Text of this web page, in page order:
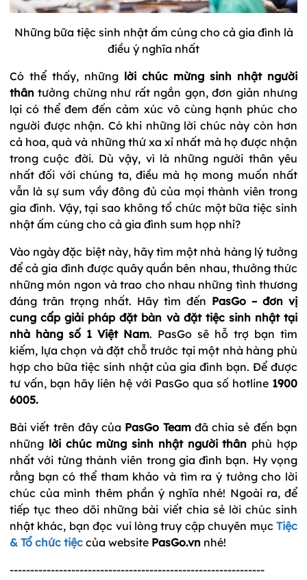
Những bữa tiệc sinh nhật ấm cúng cho cả gia đình là
điều ý nghĩa nhất
Có thể thấy, những lời chúc mừng sinh nhật người
thân tưởng chừng như rất ngắn gọn, đơn giản nhưng
lại có thể đem đến cảm xúc vô cùng hạnh phúc cho
người được nhận. Có khi những lời chúc này còn hơn
cả hoa, quà và những thứ xa xỉ nhất mà họ được nhận
trong cuộc đời. Dù vậy, vì là những người thân yêu
nhất đối với chúng ta, điều mà họ mong muốn nhất
vẫn là sự sum vầy đông đủ của mọi thành viên trong
gia đình. Vậy, tại sao không tổ chức một bữa tiệc sinh
nhật ấm cúng cho cả gia đình sum họp nhỉ?
Vào ngày đặc biệt này, hãy tìm một nhà hàng lý tưởng
để cả gia đình được quây quần bên nhau, thưởng thức
những món ngon và trao cho nhau những tình thương
đáng trân trọng nhất. Hãy tìm đến PasGo – đơn vị
cung cấp giải pháp đặt bàn và đặt tiệc sinh nhật tại
nhà hàng số 1 Việt Nam. PasGo sẽ hỗ trợ bạn tìm
kiếm, lựa chọn và đặt chỗ trước tại một nhà hàng phù
hợp cho bữa tiệc sinh nhật của gia đình bạn.Để được
tư vấn, bạn hãy liên hệ với PasGo qua số hotline 1900
6005.
Bài viết trên đây của PasGo Teamđã chia sẻ đến bạn
những lời chúc mừng sinh nhật người thân phù hợp
nhất với từng thành viên trong gia đình bạn. Hy vọng
rằng bạn có thể tham khảo và tìm ra ý tưởng cho lời
chúc của mình thêm phần ý nghĩa nhé! Ngoài ra, để
tiếp tục theo dõi những bài viết chia sẻ lời chúc sinh
nhật khác, bạn đọc vui lòng truy cập chuyên mục Tiệc
& Tổ chức tiệc của website PasGo.vn nhé!
--------------------------------------------------------------